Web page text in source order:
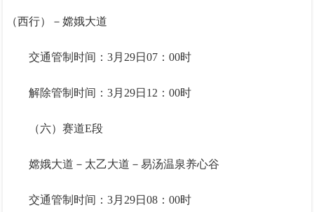
（西行）－嫦娥大道
交通管制时间：3月29日07：00时
解除管制时间：3月29日12：00时
（六）赛道E段
嫦娥大道－太乙大道－易汤温泉养心谷
交通管制时间：3月29日08：00时